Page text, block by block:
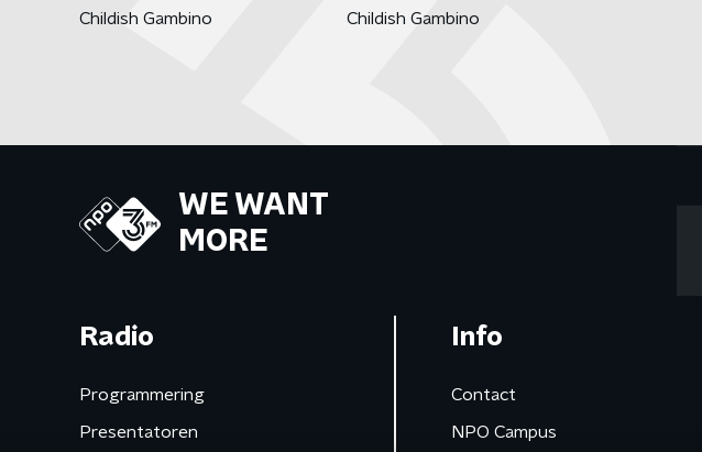
Childish Gambino
Childish Gambino
WE WANT
MORE
Radio
Programmering
Presentatoren
Info
Contact
NPO Campus